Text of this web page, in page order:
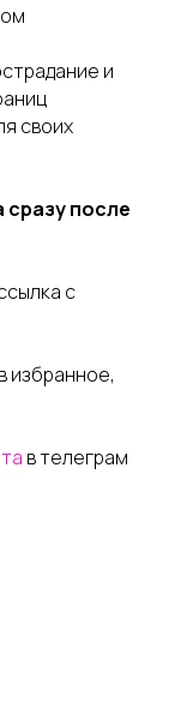
и
своих
сразу после
с
в избранное,
в телеграм